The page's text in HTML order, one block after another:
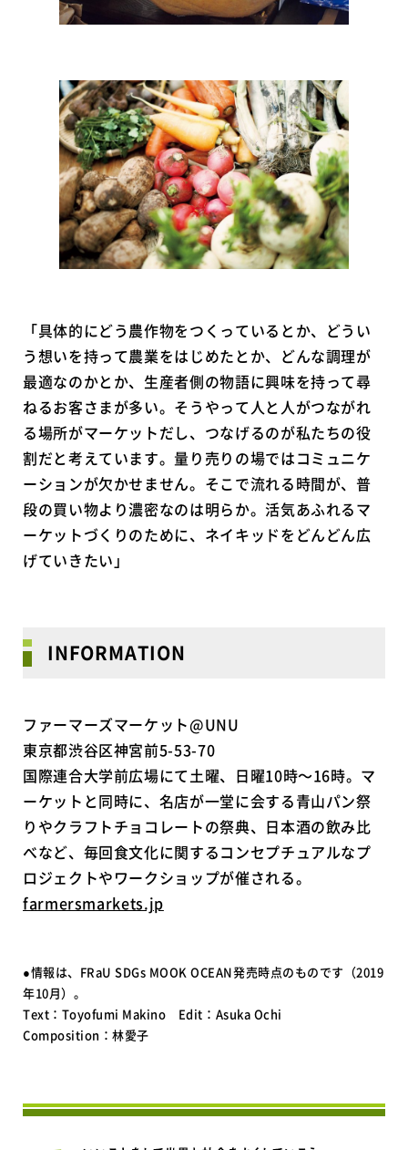
「具体的にどう農作物をつくっているとか、どうい
う想いを持って農業をはじめたとか、どんな調理が
最適なのかとか、生産者側の物語に興味を持って尋
ねるお客さまが多い。そうやって人と人がつながれ
る場所がマーケットだし、つなげるのが私たちの役
割だと考えています。量り売りの場ではコミュニケ
ーションが欠かせません。そこで流れる時間が、普
段の買い物より濃密なのは明らか。活気あふれるマ
ーケットづくりのために、ネイキッドをどんどん広
げていきたい」
INFORMATION
ファーマーズマーケット@UNU
東京都渋谷区神宮前5-53-70
国際連合大学前広場にて土曜、日曜10時～16時。マ
ーケットと同時に、名店が一堂に会する青山パン祭
りやクラフトチョコレートの祭典、日本酒の飲み比
べなど、毎回食文化に関するコンセプチュアルなプ
ロジェクトやワークショップが催される。
farmersmarkets.jp
●情報は、FRaU SDGs MOOK OCEAN発売時点のものです（2019
年10月）。
Text：Toyofumi Makino Edit：Asuka Ochi
Composition：林愛子